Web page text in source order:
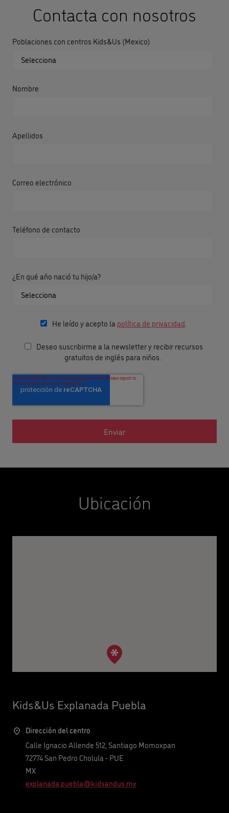
Contacta con nosotros
Poblaciones con centros Kids&Us (Mexico)
Nombre
Apellidos
Correo electrónico
Teléfono de contacto
¿En qué año nació tu hijo/a?
He leído y acepto la política de privacidad
Deseo suscribirme a la newsletter y recibir recursos
gratuitos de inglés para niños.
Ubicación
Kids&Us Explanada Puebla
Dirección del centro
Calle Ignacio Allende 512, Santiago Momoxpan
72774San Pedro Cholula-PUE
MX
explanada.puebla@kidsandus.mx